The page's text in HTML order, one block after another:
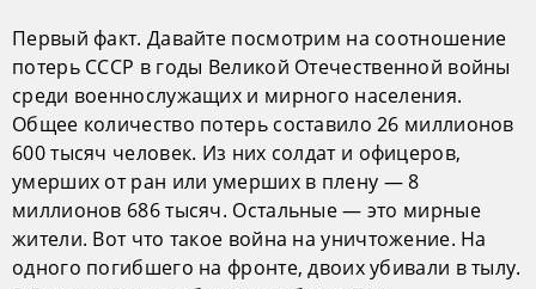
Первый факт. Давайте посмотрим на соотношение
потерь СССР в годы Великой Отечественной войны
среди военнослужащих и мирного населения.
Общее количество потерь составило 26 миллионов
600 тысяч человек. Из них солдат и офицеров,
умерших от ран или умерших в плену — 8
миллионов 686 тысяч. Остальные — это мирные
жители. Вот что такое война на уничтожение. На
одного погибшего на фронте, двоих убивали в тылу.